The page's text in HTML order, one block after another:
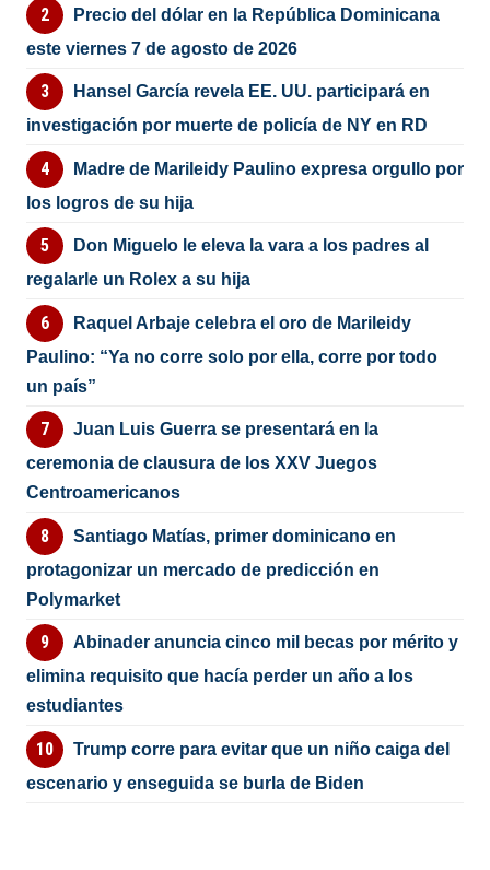
Precio del dólar en la República Dominicana
este viernes 7 de agosto de 2026
Hansel García revela EE. UU. participará en
investigación por muerte de policía de NY en RD
Madre de Marileidy Paulino expresa orgullo por
los logros de su hija
Don Miguelo le eleva la vara a los padres al
regalarle un Rolex a su hija
Raquel Arbaje celebra el oro de Marileidy
Paulino: “Ya no corre solo por ella, corre por todo
un país”
Juan Luis Guerra se presentará en la
ceremonia de clausura de los XXV Juegos
Centroamericanos
Santiago Matías, primer dominicano en
protagonizar un mercado de predicción en
Polymarket
Abinader anuncia cinco mil becas por mérito y
elimina requisito que hacía perder un año a los
estudiantes
Trump corre para evitar que un niño caiga del
escenario y enseguida se burla de Biden